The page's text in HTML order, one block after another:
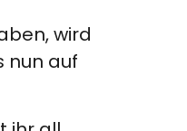
wird
nun auf